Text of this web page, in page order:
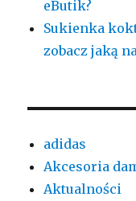
eButik?
Sukienka
zobacz jaką
adidas
Akcesoria
Aktualności